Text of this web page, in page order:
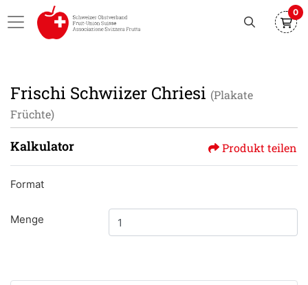
0
Frischi Schwiizer Chriesi (Plakate
Früchte)
Kalkulator Produkt teilen
Format
Menge